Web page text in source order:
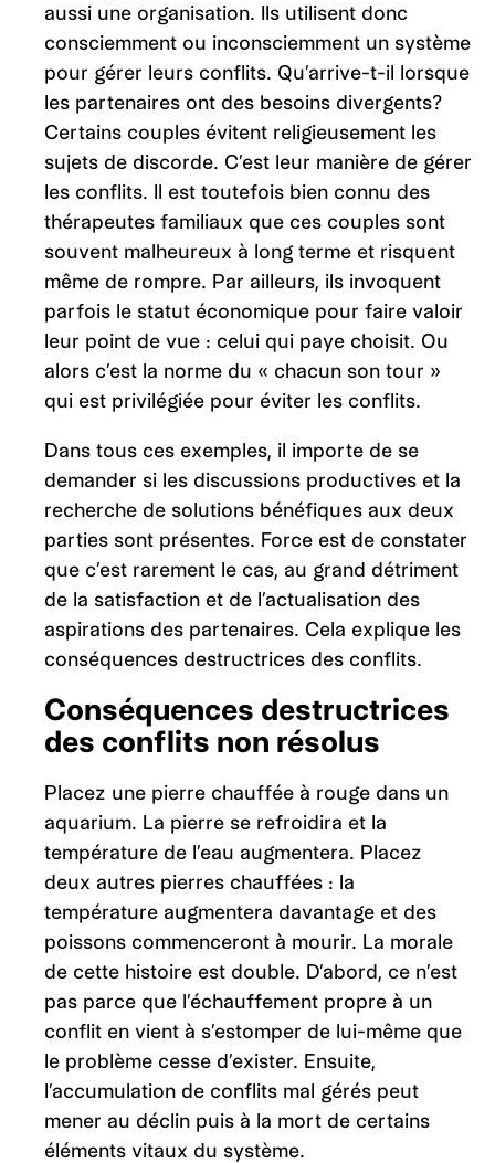
aussi une organisation. Ils utilisent donc
consciemment ou inconsciemment un système
pour gérer leurs conflits. Qu’arrive-t-il lorsque
les partenaires ont des besoins divergents?
Certains couples évitent religieusement les
sujets de discorde. C’est leur manière de gérer
les conflits. Il est toutefois bien connu des
thérapeutes familiaux que ces couples sont
souvent malheureux à long terme et risquent
même de rompre. Par ailleurs, ils invoquent
parfois le statut économique pour faire valoir
leur point de vue : celui qui paye choisit. Ou
alors c’est la norme du « chacun son tour »
qui est privilégiée pour éviter les conflits.
Dans tous ces exemples, il importe de se
demander si les discussions productives et la
recherche de solutions bénéfiques aux deux
parties sont présentes. Force est de constater
que c’est rarement le cas, au grand détriment
de la satisfaction et de l’actualisation des
aspirations des partenaires. Cela explique les
conséquences destructrices des conflits.
Conséquences destructrices
des conflits non résolus
Placez une pierre chauffée à rouge dans un
aquarium. La pierre se refroidira et la
température de l’eau augmentera. Placez
deux autres pierres chauffées : la
température augmentera davantage et des
poissons commenceront à mourir. La morale
de cette histoire est double. D’abord, ce n’est
pas parce que l’échauffement propre à un
conflit en vient à s’estomper de lui-même que
le problème cesse d’exister. Ensuite,
l’accumulation de conflits mal gérés peut
mener au déclin puis à la mort de certains
éléments vitaux du système.